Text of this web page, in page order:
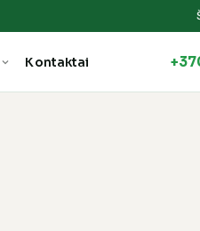
Kontaktai